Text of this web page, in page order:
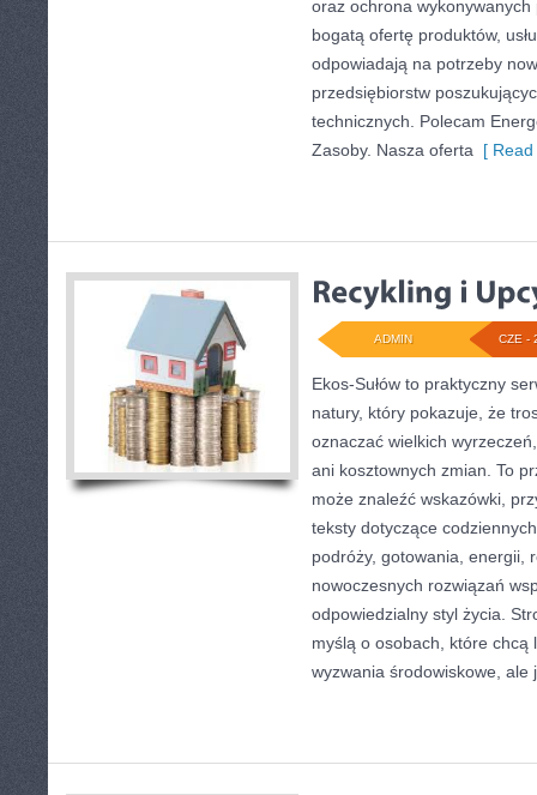
oraz ochrona
bogatą ofertę produktów,
odpowiadają na potrzeby
przedsiębiorstw
technicznych. Polecam
Zasoby. Nasza oferta [
CZE -
ADMIN
Ekos-Sułów to praktyczny
natury, który pokazuje, że
oznaczać wielkich
ani kosztownych zmian. To
może znaleźć wskazówki,
teksty dotyczące
podróży, gotowania, energii,
nowoczesnych rozwiązań
odpowiedzialny styl życia.
myślą o osobach, które chcą
wyzwania środowiskowe, ale